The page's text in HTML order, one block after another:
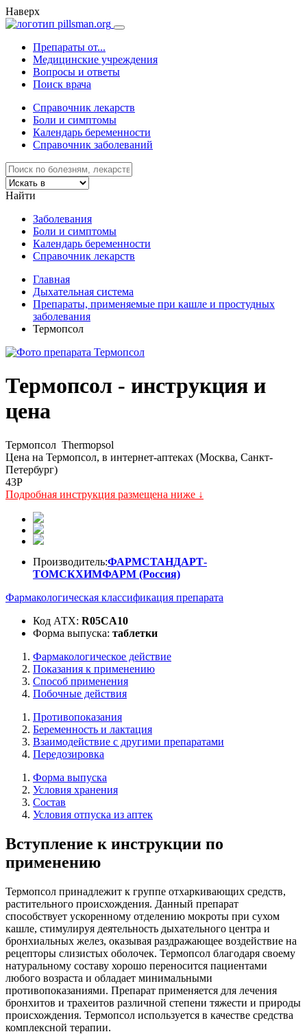
Наверх
Препараты от...
Медицинские учреждения
Вопросы и ответы
Поиск врача
Справочник лекарств
Боли и симптомы
Календарь беременности
Справочник заболеваний
Найти
Заболевания
Боли и симптомы
Календарь беременности
Справочник лекарств
Главная
Дыхательная система
Препараты, применяемые при кашле и простудных
заболевания
Термопсол
Термопсол - инструкция и
цена
Термопсол Thermopsol
Цена на Термопсол, в интернет-аптеках (Москва, Санкт-
Петербург)
43P
Подробная инструкция размещена ниже ↓
Производитель:ФАРМСТАНДАРТ-
ТОМСКХИМФАРМ (Россия)
Фармакологическая классификация препарата
Код АТХ: R05CA10
Форма выпуска: таблетки
Фармакологическое действие
Показания к применению
Способ применения
Побочные действия
Противопоказания
Беременность и лактация
Взаимодействие с другими препаратами
Передозировка
Форма выпуска
Условия хранения
Состав
Условия отпуска из аптек
Вступление к инструкции по
применению
Термопсол принадлежит к группе отхаркивающих средств,
растительного происхождения. Данный препарат
способствует ускоренному отделению мокроты при сухом
кашле, стимулируя деятельность дыхательного центра и
бронхиальных желез, оказывая раздражающее воздействие на
рецепторы слизистых оболочек. Термопсол благодаря своему
натуральному составу хорошо переносится пациентами
любого возраста и обладает минимальными
противопоказаниями. Препарат применяется для лечения
бронхитов и трахеитов различной степени тяжести и природы
происхождения. Термопсол используется в качестве средства
комплексной терапии.